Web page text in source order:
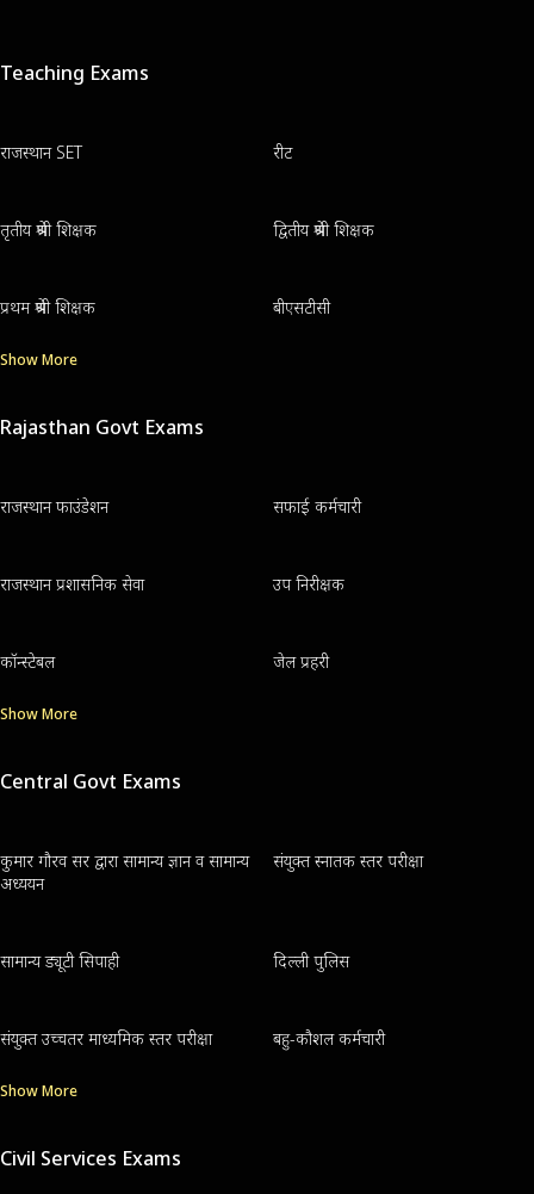
Teaching Exams
राजस्थान SET रीट
तृतीय श्रेणी शिक्षक द्वितीय श्रेणी शिक्षक
प्रथम श्रेणी शिक्षक बीएसटीसी
Show More
Rajasthan Govt Exams
राजस्थान फाउंडेशन सफाई कर्मचारी
राजस्थान प्रशासनिक सेवा उप निरीक्षक
कॉन्स्टेबल जेल प्रहरी
Show More
Central Govt Exams
कुमार गौरव सर द्वारा सामान्य ज्ञान व सामान्य
अध्ययन
संयुक्त स्नातक स्तर परीक्षा
सामान्य ड्यूटी सिपाही दिल्ली पुलिस
संयुक्त उच्चतर माध्यमिक स्तर परीक्षा बहु-कौशल कर्मचारी
Show More
Civil Services Exams